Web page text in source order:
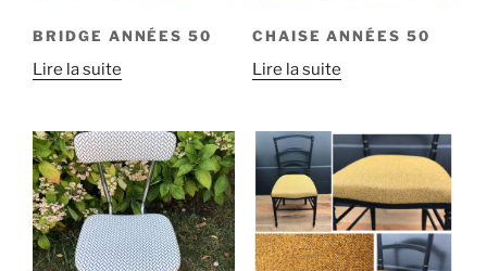
BRIDGE ANNÉES 50
Lire la suite
CHAISE ANNÉES 50
Lire la suite